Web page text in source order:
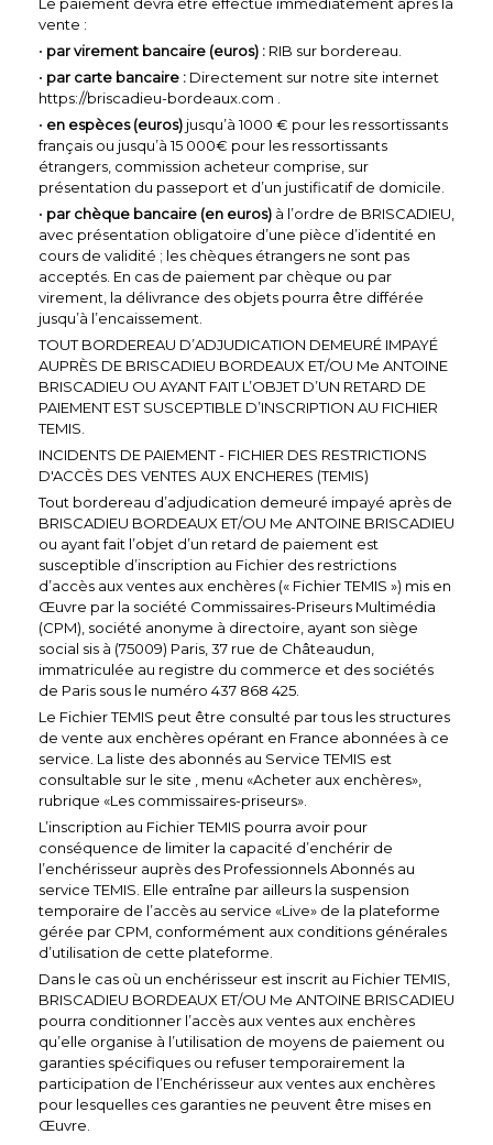
vente :
• par virement bancaire (euros) : RIB sur bordereau.
• par carte bancaire : Directement sur notre site internet
https://briscadieu-bordeaux.com
• en espèces (euros) jusqu’à 1000 € pour les ressortissants
français ou jusqu’à 15 000€ pour les ressortissants
étrangers, commission acheteur comprise, sur
présentation du passeport et d’un justificatif de domicile.
• par chèque bancaire (en euros) à l’ordre de BRISCADIEU,
avec présentation obligatoire d’une pièce d’identité en
cours de validité ; les chèques étrangers ne sont pas
acceptés. En cas de paiement par chèque ou par
virement, la délivrance des objets pourra être différée
jusqu’à l’encaissement.
TOUT BORDEREAU D’ADJUDICATION DEMEURÉ IMPAYÉ
AUPRÈS DE BRISCADIEU BORDEAUX ET/OU Me ANTOINE
BRISCADIEU OU AYANT FAIT L’OBJET D’UN RETARD DE
PAIEMENT EST SUSCEPTIBLE D’INSCRIPTION AU FICHIER
TEMIS.
INCIDENTS DE PAIEMENT - FICHIER DES RESTRICTIONS
D'ACCÈS DES VENTES AUX ENCHERES (TEMIS)
Tout bordereau d’adjudication demeuré impayé après de
BRISCADIEU BORDEAUX ET/OU Me ANTOINE BRISCADIEU
ou ayant fait l’objet d’un retard de paiement est
susceptible d’inscription au Fichier des restrictions
d’accès aux ventes aux enchères (« Fichier TEMIS ») mis en
Œuvre par la société Commissaires-Priseurs Multimédia
(CPM), société anonyme à directoire, ayant son siège
social sis à (75009) Paris, 37 rue de Châteaudun,
immatriculée au registre du commerce et des sociétés
de Paris sous le numéro 437 868 425.
Le Fichier TEMIS peut être consulté par tous les structures
de vente aux enchères opérant en France abonnées à ce
service. La liste des abonnés au Service TEMIS est
consultable sur le site
, menu «Acheter aux enchères»,
rubrique «Les commissaires-priseurs».
L’inscription au Fichier TEMIS pourra avoir pour
conséquence de limiter la capacité d’enchérir de
l’enchérisseur auprès des Professionnels Abonnés au
service TEMIS. Elle entraîne par ailleurs la suspension
temporaire de l’accès au service «Live» de la plateforme
gérée par CPM, conformément aux conditions générales
d’utilisation de cette plateforme.
Dans le cas où un enchérisseur est inscrit au Fichier TEMIS,
BRISCADIEU BORDEAUX ET/OU Me ANTOINE BRISCADIEU
pourra conditionner l’accès aux ventes aux enchères
qu’elle organise à l’utilisation de moyens de paiement ou
garanties spécifiques ou refuser temporairement la
participation de l’Enchérisseur aux ventes aux enchères
pour lesquelles ces garanties ne peuvent être mises en
Œuvre.